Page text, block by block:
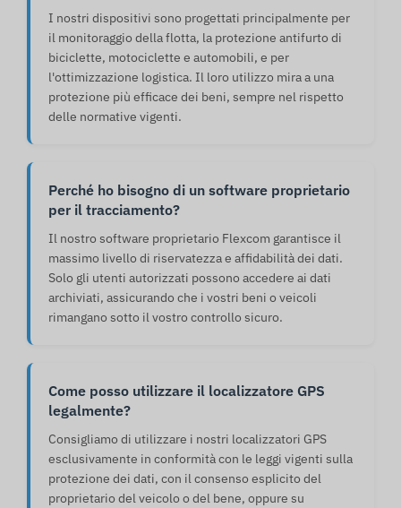
I nostri dispositivi sono progettati principalmente per
il monitoraggio della flotta, la protezione antifurto di
biciclette, motociclette e automobili, e per
l'ottimizzazione logistica. Il loro utilizzo mira a una
protezione più efficace dei beni, sempre nel rispetto
delle normative vigenti.
Perché ho bisogno di un software proprietario
per il tracciamento?
Il nostro software proprietario Flexcom garantisce il
massimo livello di riservatezza e affidabilità dei dati.
Solo gli utenti autorizzati possono accedere ai dati
archiviati, assicurando che i vostri beni o veicoli
rimangano sotto il vostro controllo sicuro.
Come posso utilizzare il localizzatore GPS
legalmente?
Consigliamo di utilizzare i nostri localizzatori GPS
esclusivamente in conformità con le leggi vigenti sulla
protezione dei dati, con il consenso esplicito del
proprietario del veicolo o del bene, oppure su